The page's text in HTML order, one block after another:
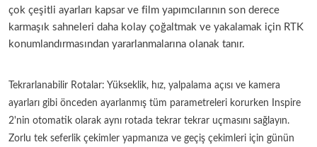
çok çeşitli ayarları kapsar ve film yapımcılarının son derece
karmaşık sahneleri daha kolay çoğaltmak ve yakalamak için RTK
konumlandırmasından yararlanmalarına olanak tanır.
Tekrarlanabilir Rotalar: Yükseklik, hız, yalpalama açısı ve kamera
ayarları gibi önceden ayarlanmış tüm parametreleri korurken Inspire
2'nin otomatik olarak aynı rotada tekrar tekrar uçmasını sağlayın.
Zorlu tek seferlik çekimler yapmanıza ve geçiş çekimleri için günün